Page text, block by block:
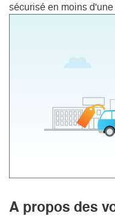
sécurisé en moins
A propos des